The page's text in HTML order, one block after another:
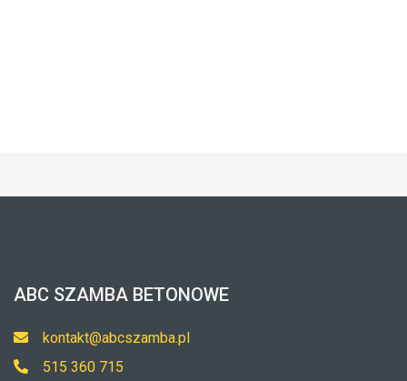
ABC SZAMBA BETONOWE
kontakt@abcszamba.pl
515 360 715